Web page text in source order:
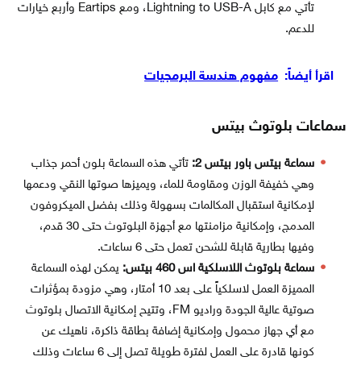
تأتي مع كابل Lightning to USB-A، ومع Eartips وأربع خيارات
للدعم.
اقرأ أيضاً: مفهوم هندسة البرمجيات
سماعات بلوتوث بيتس
سماعة بيتس باور بيتس 2:
تأتي هذه السماعة بلون أحمر جذاب
وهي خفيفة الوزن ومقاومة للماء، ويميزها صوتها النقي ودعمها
لإمكانية استقبال المكالمات بسهولة وذلك بفضل الميكروفون
المدمج، وإمكانية مزامنتها مع أجهزة البلوتوث حتى 30 قدم،
وفيها بطارية قابلة للشحن تعمل حتى 6 ساعات.
سماعة بلوتوث اللاسلكية اس 460 بيتس:
يمكن لهذه السماعة
المميزة العمل لاسلكياً على بعد 10 أمتار، وهي مزودة بمؤثرات
صوتية عالية الجودة وراديو FM، وتتيح إمكانية الاتصال بلوتوث
مع أي جهاز محمول وإمكانية إضافة بطاقة ذاكرة، ناهيك عن
كونها قادرة على العمل لفترة طويلة تصل إلى 6 ساعات وذلك